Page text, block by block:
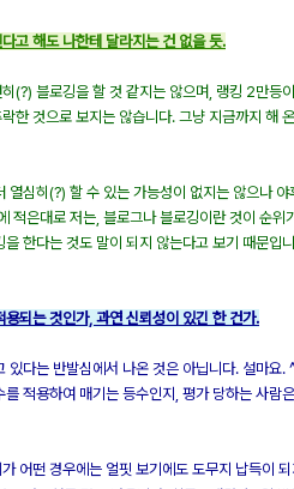
고 해도 나한테 달라지는 건 없을 듯.
(?) 블로깅을 할 것 같지는 않으며, 랭킹 2만등
한 것으로 보지는 않습니다. 그냥 지금까지 해
열심히(?) 할 수 있는 가능성이 없지는 않으나
적은대로 저는, 블로그나 블로깅이란 것이 순위
한다는 것도 말이 되지 않는다고 보기 때문입
되는 것인가, 과연 신뢰성이 있긴 한 건가.
있다는 반발심에서 나온 것은 아닙니다. 설마요.
적용하여 매기는 등수인지, 평가 당하는 사람
어떤 경우에는 얼핏 보기에도 도무지 납득이